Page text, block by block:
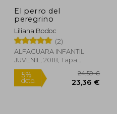
5%
dcto.
El perro del
peregrino
Liliana Bodoc
(2)
ALFAGUARA INFANTIL
JUVENIL, 2018, Tapa
Blanda, Nuevo